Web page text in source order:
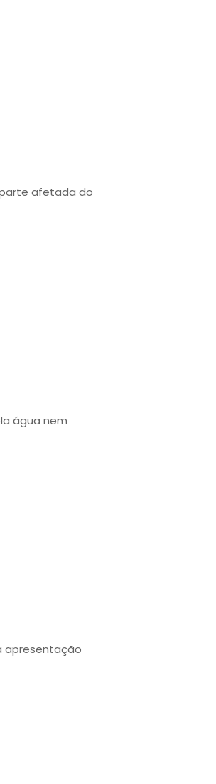
afetada do
água nem
apresentação